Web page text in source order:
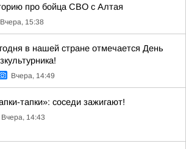
про бойца СВО с Алтая
Вчера, 15:38
в нашей стране отмечается День
Вчера, 14:49
тапки»: соседи зажигают!
Вчера, 14:43